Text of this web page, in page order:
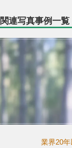
関連写真事例一覧
業界20